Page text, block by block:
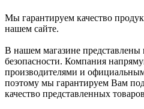
Мы гарантируем качество
нашем сайте.
В нашем магазине
безопасности. Компания
производителями и
поэтому мы гарантируем Вам
качество представленных